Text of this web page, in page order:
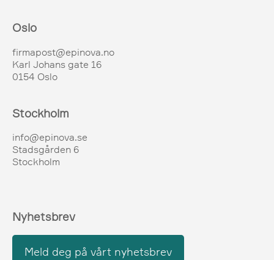
Oslo
firmapost@epinova.no
Karl Johans gate 16
0154 Oslo
Stockholm
info@epinova.se
Stadsgården 6
Stockholm
Nyhetsbrev
Meld deg på vårt nyhetsbrev